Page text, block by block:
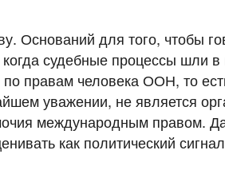
Оснований для того, чтобы
судебные процессы
правам человека ООН, то
уважении, не является
международным правом.
как политический